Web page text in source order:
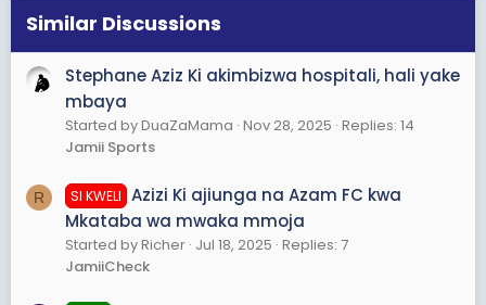
Similar Discussions
Stephane Aziz Ki akimbizwa hospitali, hali yake
mbaya
Started by DuaZaMama Nov 28, 2025 Replies: 14
Jamii Sports
R SI KWELI
Azizi Ki ajiunga na Azam FC kwa
Mkataba wa mwaka mmoja
Started by Richer Jul 18, 2025 Replies: 7
JamiiCheck